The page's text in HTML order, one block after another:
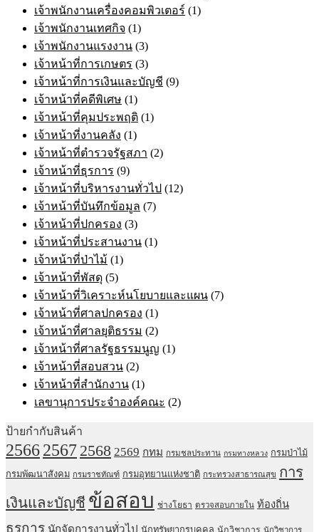
เจ้าพนักงานเครื่องคอมพิวเตอร์ (1)
เจ้าพนักงานเทศกิจ (1)
เจ้าพนักงานแรงงาน (3)
เจ้าหน้าที่การเกษตร (3)
เจ้าหน้าที่การเงินและบัญชี (9)
เจ้าหน้าที่คดีพิเศษ (1)
เจ้าหน้าที่คุมประพฤติ (1)
เจ้าหน้าที่งานคลัง (1)
เจ้าหน้าที่ตำรวจรัฐสภา (2)
เจ้าหน้าที่ธุรการ (9)
เจ้าหน้าที่บริหารงานทั่วไป (12)
เจ้าหน้าที่บันทึกข้อมูล (7)
เจ้าหน้าที่ปกครอง (3)
เจ้าหน้าที่ประสานงาน (1)
เจ้าหน้าที่ป่าไม้ (1)
เจ้าหน้าที่พัสดุ (5)
เจ้าหน้าที่วิเคราะห์นโยบายและแผน (7)
เจ้าหน้าที่ศาลปกครอง (1)
เจ้าหน้าที่ศาลยุติธรรม (2)
เจ้าหน้าที่ศาลรัฐธรรมนูญ (1)
เจ้าหน้าที่สอบสวน (2)
เจ้าหน้าที่สำนักงาน (1)
เลขานุการประจำองค์คณะ (2)
ป้ายกำกับสินค้า
25662567 2568 2569 กทม กรมชลประทาน กรมทางหลวง กรมป่าไม้
กรมพัฒนาสังคม กรมราชทัณฑ์ กรมอุทยานแห่งชาติ กระทรวงสาธารณสุข การ
เงินและบัญชี ข้อสอบ ช่างโยธา ตรวจสอบภายใน ท้องถิ่น
ธุรการ นักจัดการงานทั่วไป นักทรัพยากรบุคคล นักวิชาการ นักวิชาการ